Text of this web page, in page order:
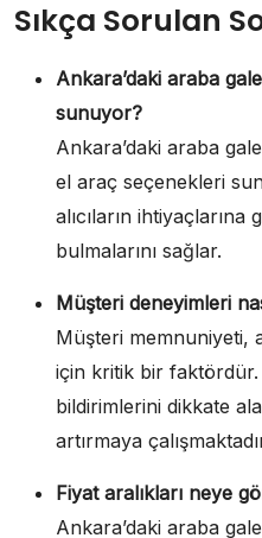
Sıkça Sorulan
Ankara’daki araba
sunuyor?
Ankara’daki araba
el araç seçenekleri
alıcıların
bulmalarını sağlar.
Müşteri deneyimleri
Müşteri memnuniyeti,
için kritik bir
bildirimlerini dikkate
artırmaya
Fiyat aralıkları neye
Ankara’daki araba